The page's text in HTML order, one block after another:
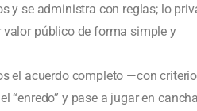
y se administra con reglas; lo
valor público de forma simple y
el acuerdo completo —con
“enredo” y pase a jugar en cancha